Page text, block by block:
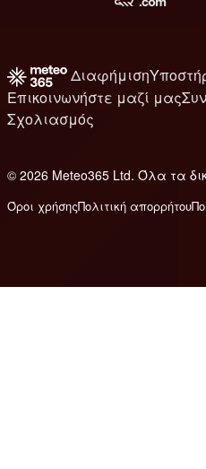
Διαφήμιση
Επικοινωνήστε μαζί μας
Σχολιασμός
© 2026 Meteo365 Ltd. Όλα τα
Όροι χρήσηςΠολιτική απορρήτου